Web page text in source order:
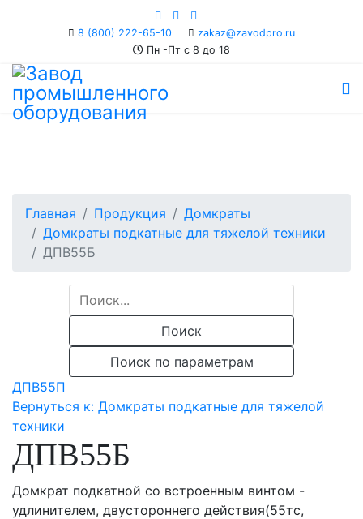
8 (800) 222-65-10
Пн -Пт с 8 до 18
Главная Продукция
Домкраты
Домкраты подкатные для тяжелой техники
ДПВ55Б
Поиск
Поиск по параметрам
ДПВ55П
Вернуться к: Домкраты подкатные для тяжелой
техники
ДПВ55Б
Домкрат подкатной со встроенным винтом -
удлинителем, двустороннего действия(55тс,